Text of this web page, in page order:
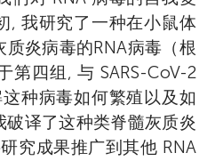
, 我研究了一种在小鼠体
炎病毒的RNA病毒（根
第四组, 与 SARS-CoV-2
种病毒如何繁殖以及如
译了这种类脊髓灰质炎
究成果推广到其他 RNA